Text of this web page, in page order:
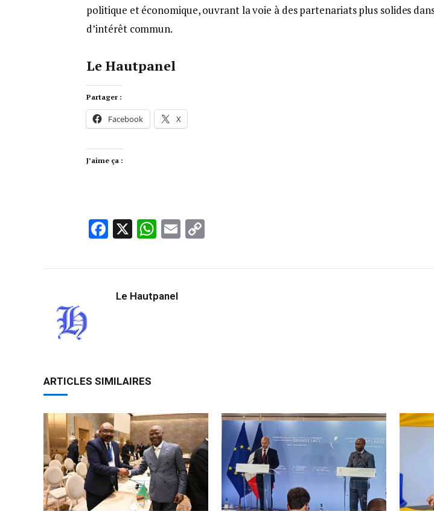
politique et économique, ouvrant la voie à des partenariats plus solides
d’intérêt commun.
Le Hautpanel
Partager :
Facebook X
J’aime ça :
Facebook
X WhatsApp
Email
Le Hautpanel
ARTICLES SIMILAIRES